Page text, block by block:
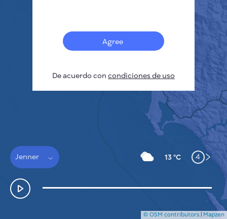
Mapa de contaminación
Manchas térmicas
Jenner 13 °C 4
CÓMO FUNCIONA
POLÍTICA DE PRIVACIDAD
CONDICIONES GENERALES
GUÍA DE INSTALACIÓN
CONTACTE CON NOSOTROS
© OSM contributors | Mapzen
Agree
De acuerdo con condiciones de uso